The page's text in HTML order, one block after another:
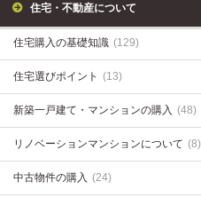
住宅・不動産について
住宅購入の基礎知識 (129)
住宅選びポイント (13)
新築一戸建て・マンションの購入 (48)
リノベーションマンションについて (8)
中古物件の購入 (24)